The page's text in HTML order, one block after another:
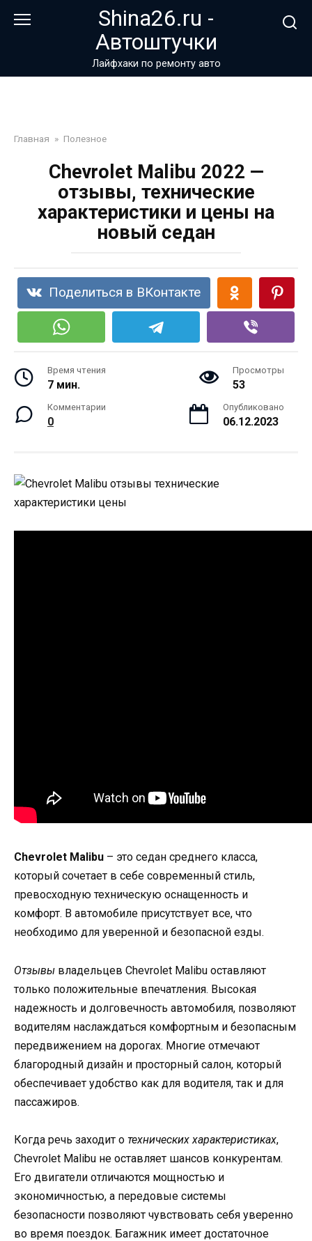
Shina26.ru -
Автоштучки
Лайфхаки по ремонту авто
Главная » Полезное
Chevrolet Malibu 2022 —
отзывы, технические
характеристики и цены на
новый седан
Поделиться в ВКонтакте
Время чтения
7 мин.
Просмотры
53
Комментарии
0
Опубликовано
06.12.2023
Chevrolet Malibu – это седан среднего класса,
который сочетает в себе современный стиль,
превосходную техническую оснащенность и
комфорт. В автомобиле присутствует все, что
необходимо для уверенной и безопасной езды.
Отзывы владельцев Chevrolet Malibu оставляют
только положительные впечатления. Высокая
надежность и долговечность автомобиля, позволяют
водителям наслаждаться комфортным и безопасным
передвижением на дорогах. Многие отмечают
благородный дизайн и просторный салон, который
обеспечивает удобство как для водителя, так и для
пассажиров.
Когда речь заходит о технических характеристиках,
Chevrolet Malibu не оставляет шансов конкурентам.
Его двигатели отличаются мощностью и
экономичностью, а передовые системы
безопасности позволяют чувствовать себя уверенно
во время поездок. Багажник имеет достаточное